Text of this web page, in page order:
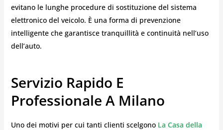
evitano le lunghe procedure di sostituzione del sistema
elettronico del veicolo. È una forma di prevenzione
intelligente che garantisce tranquillità e continuità nell’uso
dell’auto.
Servizio Rapido E
Professionale A Milano
Uno dei motivi per cui tanti clienti scelgono La Casa della